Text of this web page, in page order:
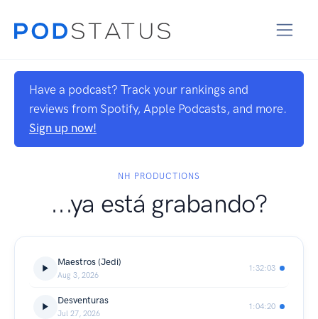
Have a podcast? Track your rankings and
reviews from Spotify, Apple Podcasts, and more.
Sign up now!
NH PRODUCTIONS
...ya está grabando?
Maestros (Jedi)
Aug 3, 2026
1:32:03
Desventuras
Jul 27, 2026
1:04:20